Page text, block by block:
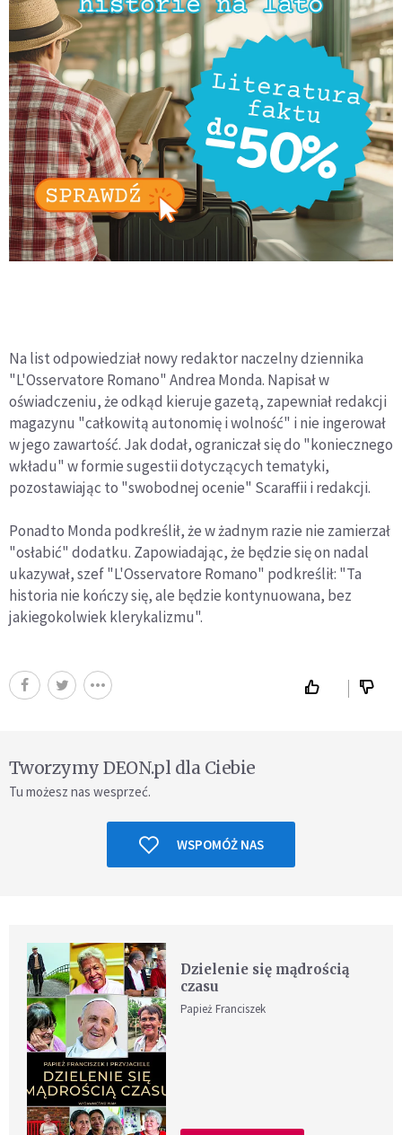
Na list odpowiedział nowy redaktor naczelny dziennika
"L'Osservatore Romano" Andrea Monda. Napisał w
oświadczeniu, że odkąd kieruje gazetą, zapewniał redakcji
magazynu "całkowitą autonomię i wolność" i nie ingerował
w jego zawartość. Jak dodał, ograniczał się do "koniecznego
wkładu" w formie sugestii dotyczących tematyki,
pozostawiając to "swobodnej ocenie" Scaraffii i redakcji.
Ponadto Monda podkreślił, że w żadnym razie nie zamierzał
"osłabić" dodatku. Zapowiadając, że będzie się on nadal
ukazywał, szef "L'Osservatore Romano" podkreślił: "Ta
historia nie kończy się, ale będzie kontynuowana, bez
jakiegokolwiek klerykalizmu".
Tworzymy DEON.pl dla Ciebie
Tu możesz nas wesprzeć.
WSPOMÓŻ NAS
Dzielenie się mądrością
czasu
Papież Franciszek